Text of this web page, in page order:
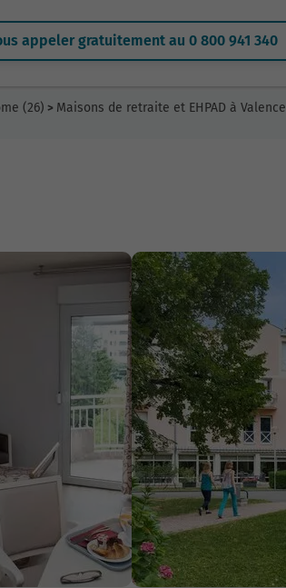
appeler gratuitement au 0 800 941 340
(26) > Maisons de retraite et EHPAD à Valence